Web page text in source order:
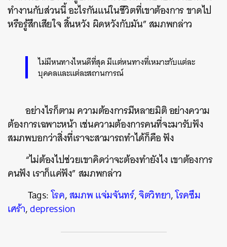
ทำงานกับส่วนนี้ อะไรกันแน่ในชีวิตที่เขาต้องการ ขาดไป
หรือรู้สึกเสียใจ สิ้นหวัง ผิดหวังกับมัน” สมภพกล่าว
ไม่มีหนทางไหนดีที่สุด มีแต่หนทางที่เหมาะกับแต่ละ
บุคคลและแต่ละสถานการณ์
อย่างไรก็ตาม ความต้องการมีหลายมิติ อย่างความ
ต้องการเฉพาะหน้า เช่นความต้องการคนที่จะมารับฟัง
สมภพบอกว่าสิ่งที่เราจะสามารถทำได้ก็คือ ฟัง
“ไม่ต้องไปช่วยเขาคิดว่าจะต้องทำยังไง เขาต้องการ
คนฟัง เราก็แค่ฟัง” สมภพกล่าว
Tags:โรค,สมภพ แจ่มจันทร์,จิตวิทยา,โรคซึม
เศร้า,depression